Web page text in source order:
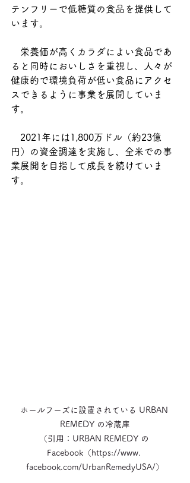
テンフリーで低糖質の食品を提供して
います。
栄養価が高くカラダによい食品であ
ると同時においしさを重視し、人々が
健康的で環境負荷が低い食品にアクセ
スできるように事業を展開していま
す。
2021年には1,800万ドル（約23億
円）の資金調達を実施し、全米での事
業展開を目指して成長を続けていま
す。
ホールフーズに設置されている URBAN
REMEDY の冷蔵庫
（引用：URBAN REMEDY の
Facebook（https://www.
facebook.com/UrbanRemedyUSA/）